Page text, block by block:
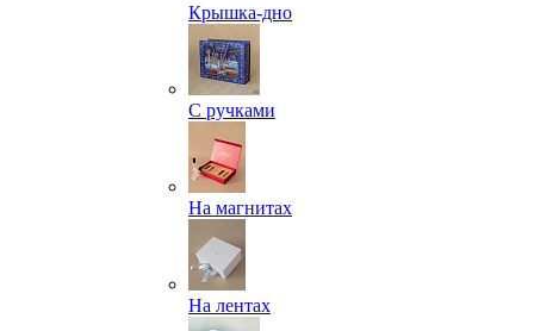
Крышка-дно
С ручками
На магнитах
На лентах